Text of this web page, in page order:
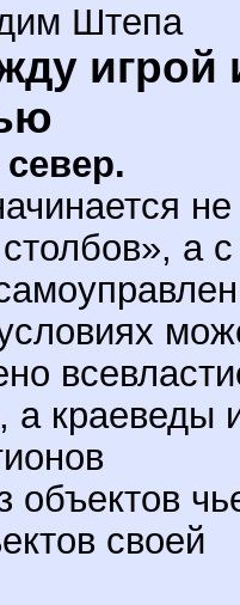
Штепа
игрой
не
а с
а краеведы
объектов
своей